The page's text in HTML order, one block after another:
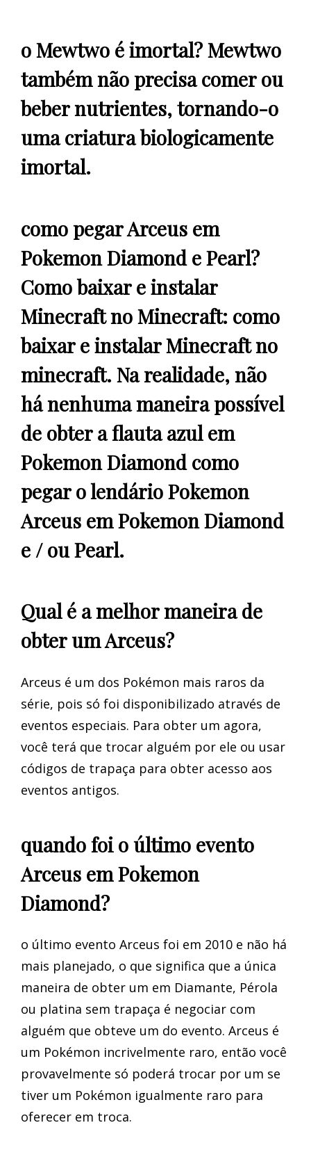
o Mewtwo é imortal? Mewtwo
também não precisa comer ou
beber nutrientes, tornando-o
uma criatura biologicamente
imortal.
como pegar Arceus em
Pokemon Diamond e Pearl?
Como baixar e instalar
Minecraft no Minecraft: como
baixar e instalar Minecraft no
minecraft. Na realidade, não
há nenhuma maneira possível
de obter a flauta azul em
Pokemon Diamond como
pegar o lendário Pokemon
Arceus em Pokemon Diamond
e / ou Pearl.
Qual é a melhor maneira de
obter um Arceus?
Arceus é um dos Pokémon mais raros da
série, pois só foi disponibilizado através de
eventos especiais. Para obter um agora,
você terá que trocar alguém por ele ou usar
códigos de trapaça para obter acesso aos
eventos antigos.
quando foi o último evento
Arceus em Pokemon
Diamond?
o último evento Arceus foi em 2010 e não há
mais planejado, o que significa que a única
maneira de obter um em Diamante, Pérola
ou platina sem trapaça é negociar com
alguém que obteve um do evento. Arceus é
um Pokémon incrivelmente raro, então você
provavelmente só poderá trocar por um se
tiver um Pokémon igualmente raro para
oferecer em troca.